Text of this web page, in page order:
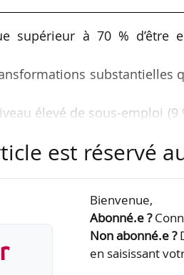
supérieur à 70 % d’être
substantielles
élevé de sous-emploi (9
16,9 %, ces derniers se
consacrée aux
est réservé
Bienvenue,
Abonné.e ?
Non abonné.e ?
en saisissant